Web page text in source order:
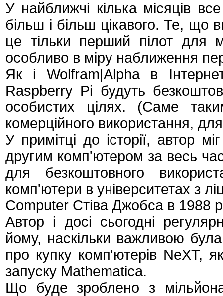
У найближчі кілька місяців
більш і більш цікавого. Те, що
це тільки перший пілот для
особливо в міру наближення
Як і Wolfram|Alpha в
Raspberry Pi будуть
особистих цілях. (Саме
комерційного використання,
У примітці до історії, автор
другим комп'ютером за весь
для безкоштовного
комп'ютери в університетах з
Computer Стіва Джобса в 1988
Автор і досі сьогодні
йому, наскільки важливою
про купку комп'ютерів NeXT,
запуску Mathematica.
Що буде зроблено з